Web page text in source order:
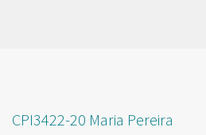
CPI3422-20 Maria Pereira